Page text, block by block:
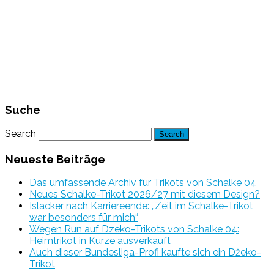
Suche
Search
Neueste Beiträge
Das umfassende Archiv für Trikots von Schalke 04
Neues Schalke-Trikot 2026/27 mit diesem Design?
Islacker nach Karriereende: „Zeit im Schalke-Trikot
war besonders für mich“
Wegen Run auf Dzeko-Trikots von Schalke 04:
Heimtrikot in Kürze ausverkauft
Auch dieser Bundesliga-Profi kaufte sich ein Džeko-
Trikot